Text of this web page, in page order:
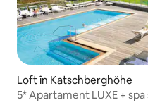
Loft în Katschberghöhe
5* Apartament LUXE +